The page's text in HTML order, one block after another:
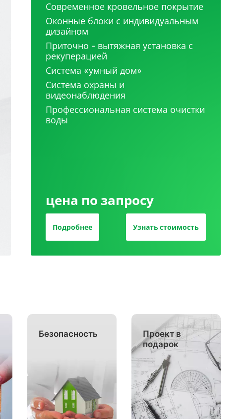
Современное кровельное покрытие
Оконные блоки с индивидуальным
дизайном
Приточно - вытяжная установка с
рекуперацией
Система «умный дом»
Система охраны и
видеонаблюдения
Профессиональная система очистки
воды
цена по запросу
Подробнее Узнать стоимость
Безопасность
Проект в
подарок